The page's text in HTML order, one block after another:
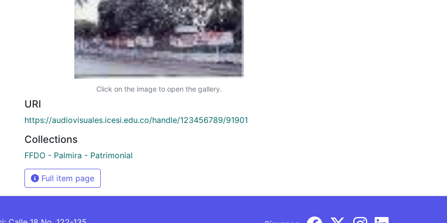
Click on the image to open the gallery.
URI
https://audiovisuales.icesi.edu.co/handle/123456789/91901
Collections
FFDO - Palmira - Patrimonial
Full item page